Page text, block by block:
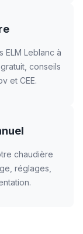
ELM Leblanc à
conseils
et CEE.
chaudière
réglages,